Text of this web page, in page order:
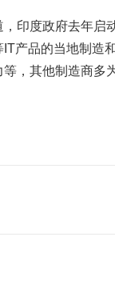
印度政府去年启
产品的当地制造
，其他制造商多